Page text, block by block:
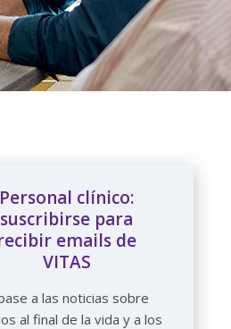
Personal clínico:
suscribirse para
emails de
VITAS
a las noticias sobre
al final de la vida y a los